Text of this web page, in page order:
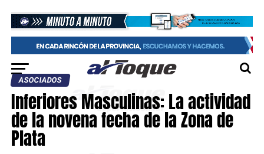
ASOCIADOS
Inferiores Masculinas: La actividad
de la novena fecha de la Zona de
Plata